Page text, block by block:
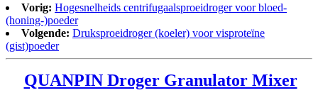
Vorig: Hogesnelheids centrifugaalsproeidroger voor bloed-
(honing-)poeder
Volgende: Druksproeidroger (koeler) voor visproteïne
(gist)poeder
QUANPIN Droger Granulator Mixer